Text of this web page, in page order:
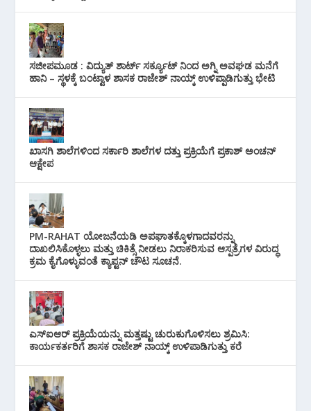
ಸಜೀಪಮೂಡ : ವಿದ್ಯುತ್ ಶಾರ್ಟ್ ಸರ್ಕ್ಯೂಟ್‌ ನಿಂದ ಅಗ್ನಿ ಅವಘಡ ಮನೆಗೆ
ಹಾನಿ – ಸ್ಥಳಕ್ಕೆ ಬಂಟ್ವಾಳ ಶಾಸಕ ರಾಜೇಶ್ ನಾಯ್ಕ್ ಉಳಿಪ್ಪಾಡಿಗುತ್ತು ಭೇಟಿ
ಖಾಸಗಿ ಶಾಲೆಗಳಿಂದ ಸರ್ಕಾರಿ ಶಾಲೆಗಳ ದತ್ತು ಪ್ರಕ್ರಿಯೆಗೆ ಪ್ರಕಾಶ್ ಅಂಚನ್
ಆಕ್ಷೇಪ
PM-RAHAT ಯೋಜನೆಯಡಿ ಅಪಘಾತಕ್ಕೊಳಗಾದವರನ್ನು
ದಾಖಲಿಸಿಕೊಳ್ಳಲು ಮತ್ತು ಚಿಕಿತ್ಸೆ ನೀಡಲು ನಿರಾಕರಿಸುವ ಆಸ್ಪತ್ರೆಗಳ ವಿರುದ್ಧ
ಕ್ರಮ ಕೈಗೊಳ್ಳುವಂತೆ ಕ್ಯಾಪ್ಟನ್ ಚೌಟ ಸೂಚನೆ.
ಎಸ್‌ಐಆರ್ ಪ್ರಕ್ರಿಯೆಯನ್ನು ಮತ್ತಷ್ಟು ಚುರುಕುಗೊಳಿಸಲು ಶ್ರಮಿಸಿ:
ಕಾರ್ಯಕರ್ತರಿಗೆ ಶಾಸಕ ರಾಜೇಶ್ ನಾಯ್ಕ್ ಉಳಿಪಾಡಿಗುತ್ತು ಕರೆ